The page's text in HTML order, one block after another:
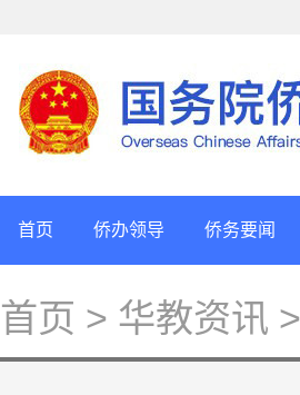
首页 侨办领导 侨务要闻
首页 > 华教资讯 >